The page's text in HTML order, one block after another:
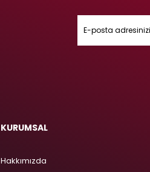
KURUMSAL
Hakkımızda